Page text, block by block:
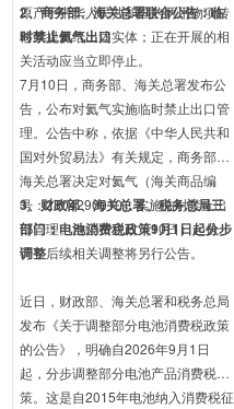
原产于中华人民共和国的两用物项转
移或提供给上述实体；正在开展的相
关活动应当立即停止。
2、商务部、海关总署联合公告：临
时禁止氦气出口
7月10日，商务部、海关总署发布公
告，公布对氦气实施临时禁止出口管
理。公告中称，依据《中华人民共和
国对外贸易法》有关规定，商务部、
海关总署决定对氦气（海关商品编
号：2804290010）实施临时禁止出
口管理。自公布之日（10日）起执
行，后续相关调整将另行公告。
3、财政部、海关总署、税务总局三
部门：电池消费税政策9月1日起分步
调整
近日，财政部、海关总署和税务总局
发布《关于调整部分电池消费税政策
的公告》，明确自2026年9月1日
起，分步调整部分电池产品消费税政
策。这是自2015年电池纳入消费税征